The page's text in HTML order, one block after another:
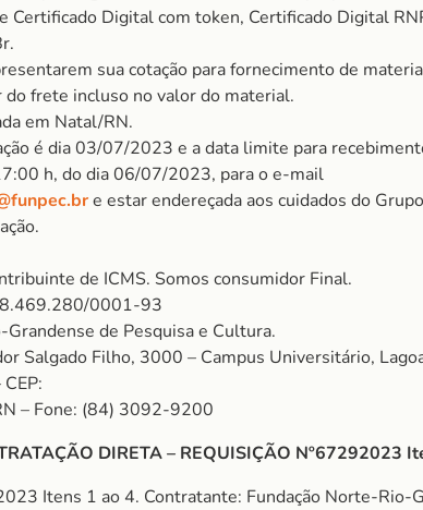
Certificado Digital com token, Certificado Digital
sua cotação para fornecimento de
do frete incluso no valor do material.
em Natal/RN.
é dia 03/07/2023 e a data limite para
h, do dia 06/07/2023, para o e-mail
e estar endereçada aos cuidados do
de ICMS. Somos consumidor Final.
0001-93
de Pesquisa e Cultura.
Salgado Filho, 3000 – Campus Universitário,
– Fone: (84) 3092-9200
DIRETA – REQUISIÇÃO Nº67292023
Itens 1 ao 4. Contratante: Fundação Norte-Rio-